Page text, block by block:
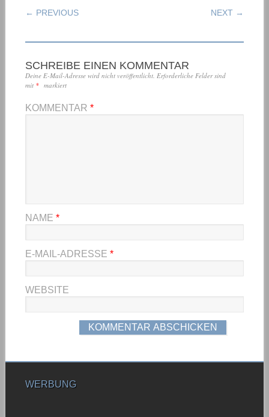
POST NAVIGATION
← PREVIOUS NEXT →
SCHREIBE EINEN KOMMENTAR
Deine E-Mail-Adresse wird nicht veröffentlicht. Erforderliche Felder sind
mit * markiert
KOMMENTAR *
NAME *
E-MAIL-ADRESSE *
WEBSITE
WERBUNG